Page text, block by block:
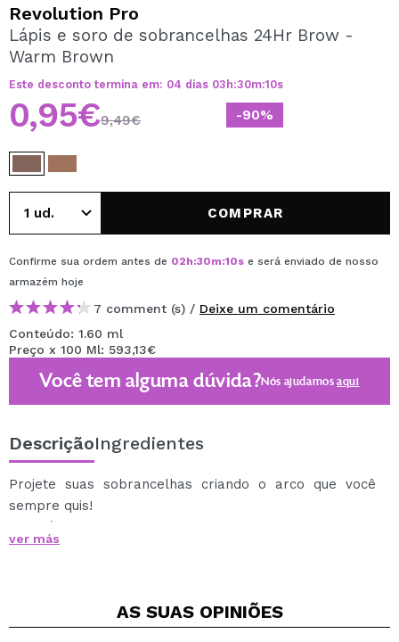
Ao criar uma conta no Maquibeauty.pt pode fazer as suas
compras rapidamente, verificar o estado das suas
Revolution Pro
Lápis e soro de sobrancelhas 24Hr Brow -
Warm Brown
Este desconto termina em: 04 dias 03 h:30m:10s
-90%
0,95€9,49€
COMPRAR
Confirme sua ordem antes de 02h:30m:10s e será enviado de nosso
armazém hoje
7 comment (s) / Deixe um comentário
Conteúdo: 1.60 ml
Preço x 100 Ml: 593,13€
Você tem alguma dúvida?Nós ajudamosaqui
DescriçãoIngredientes
Projete suas sobrancelhas criando o arco que você
sempre quis!
Este lápis de sobrancelha tem uma inovadora ponta de
dente de tubarão que preenche facilmente as
com extrato de sementes de milheto, graças ao qual
ver más
AS SUAS OPINIÕES